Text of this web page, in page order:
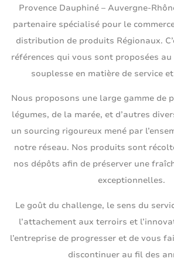
Provence Dauphiné – Auvergne-
partenaire spécialisé pour le
distribution de produits Régionaux.
références qui vous sont proposées
souplesse en matière de service
Nous proposons une large gamme de
légumes, de la marée, et d’autres
un sourcing rigoureux mené par
notre réseau. Nos produits sont
nos dépôts afin de préserver une
exceptionnelles.
Le goût du challenge, le sens du
l’attachement aux terroirs et
l’entreprise de progresser et de vous
discontinuer au fil des